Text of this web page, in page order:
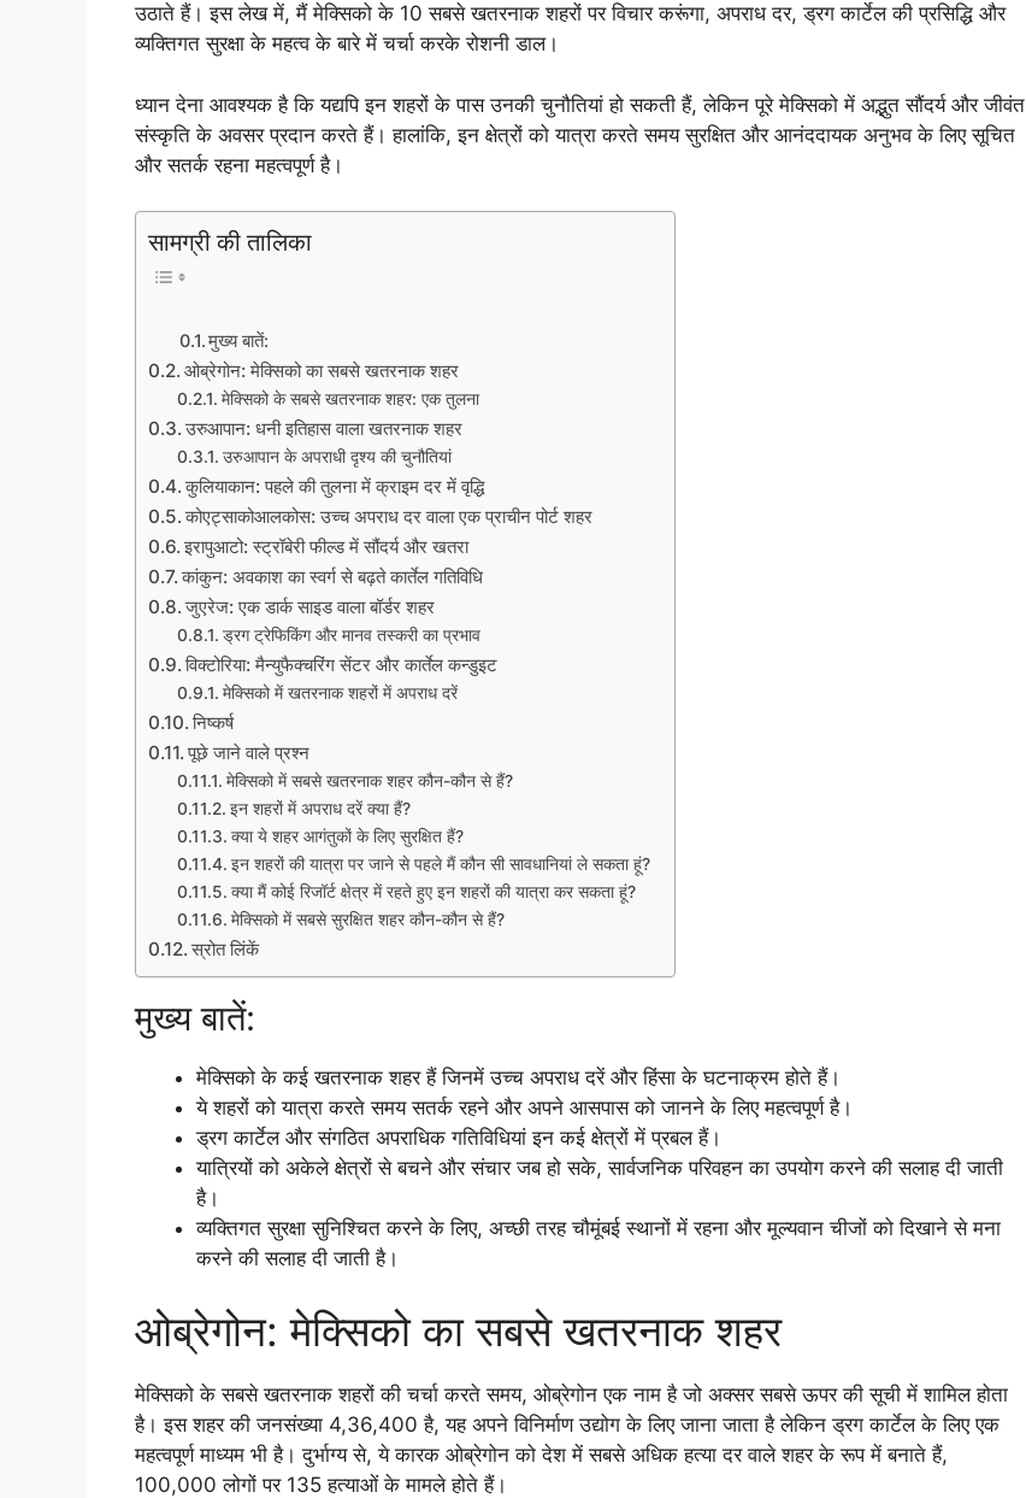
उठाते हैं। इस लेख में, मैं मेक्सिको के 10 सबसे खतरनाक शहरों पर विचार करूंगा, अपराध दर, ड्रग कार्टेल की प्रसिद्धि और
व्यक्तिगत सुरक्षा के महत्व के बारे में चर्चा करके रोशनी डाल।
ध्यान देना आवश्यक है कि यद्यपि इन शहरों के पास उनकी चुनौतियां हो सकती हैं, लेकिन पूरे मेक्सिको में अद्भुत सौंदर्य और जीवंत
संस्कृति के अवसर प्रदान करते हैं। हालांकि, इन क्षेत्रों को यात्रा करते समय सुरक्षित और आनंददायक अनुभव के लिए सूचित
और सतर्क रहना महत्वपूर्ण है।
सामग्री की तालिका
मुख्य बातें:
ओब्रेगोन: मेक्सिको का सबसे खतरनाक शहर
मेक्सिको के सबसे खतरनाक शहर: एक तुलना
उरुआपान: धनी इतिहास वाला खतरनाक शहर
उरुआपान के अपराधी दृश्य की चुनौतियां
कुलियाकान: पहले की तुलना में क्राइम दर में वृद्धि
कोएट्साकोआलकोस: उच्च अपराध दर वाला एक प्राचीन पोर्ट शहर
इरापुआटो: स्ट्रॉबेरी फील्ड में सौंदर्य और खतरा
कांकुन: अवकाश का स्वर्ग से बढ़ते कार्तेल गतिविधि
जुएरेज: एक डार्क साइड वाला बॉर्डर शहर
ड्रग ट्रेफिकिंग और मानव तस्करी का प्रभाव
विक्टोरिया: मैन्युफैक्चरिंग सेंटर और कार्तेल कन्डुइट
मेक्सिको में खतरनाक शहरों में अपराध दरें
निष्कर्ष
पूछे जाने वाले प्रश्न
मेक्सिको में सबसे खतरनाक शहर कौन-कौन से हैं?
इन शहरों में अपराध दरें क्या हैं?
क्या ये शहर आगंतुकों के लिए सुरक्षित हैं?
इन शहरों की यात्रा पर जाने से पहले मैं कौन सी सावधानियां ले सकता हूं?
क्या मैं कोई रिजॉर्ट क्षेत्र में रहते हुए इन शहरों की यात्रा कर सकता हूं?
मेक्सिको में सबसे सुरक्षित शहर कौन-कौन से हैं?
स्रोत लिंकें
मुख्य बातें:
मेक्सिको के कई खतरनाक शहर हैं जिनमें उच्च अपराध दरें और हिंसा के घटनाक्रम होते हैं।
ये शहरों को यात्रा करते समय सतर्क रहने और अपने आसपास को जानने के लिए महत्वपूर्ण है।
ड्रग कार्टेल और संगठित अपराधिक गतिविधियां इन कई क्षेत्रों में प्रबल हैं।
यात्रियों को अकेले क्षेत्रों से बचने और संचार जब हो सके, सार्वजनिक परिवहन का उपयोग करने की सलाह दी जाती
है।
व्यक्तिगत सुरक्षा सुनिश्चित करने के लिए, अच्छी तरह चौमूंबई स्थानों में रहना और मूल्यवान चीजों को दिखाने से मना
करने की सलाह दी जाती है।
ओब्रेगोन: मेक्सिको का सबसे खतरनाक शहर
मेक्सिको के सबसे खतरनाक शहरों की चर्चा करते समय, ओब्रेगोन एक नाम है जो अक्सर सबसे ऊपर की सूची में शामिल होता
है। इस शहर की जनसंख्या 4,36,400 है, यह अपने विनिर्माण उद्योग के लिए जाना जाता है लेकिन ड्रग कार्टेल के लिए एक
महत्वपूर्ण माध्यम भी है। दुर्भाग्य से, ये कारक ओब्रेगोन को देश में सबसे अधिक हत्या दर वाले शहर के रूप में बनाते हैं,
100,000 लोगों पर 135 हत्याओं के मामले होते हैं।